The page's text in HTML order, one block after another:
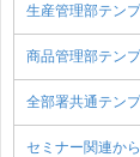
生産管理部テン
商品管理部テン
全部署共通テン
セミナー関連か